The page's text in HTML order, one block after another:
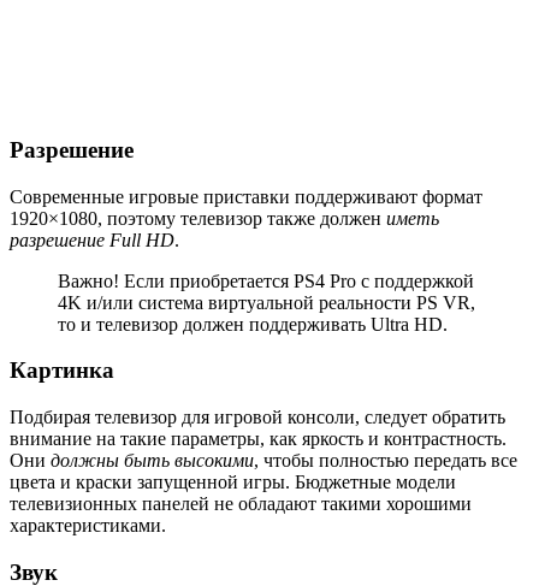
Разрешение
Современные игровые приставки поддерживают формат
1920×1080, поэтому телевизор также должен иметь
разрешение Full HD.
Важно! Если приобретается PS4 Pro с поддержкой
4K и/или система виртуальной реальности PS VR,
то и телевизор должен поддерживать Ultra HD.
Картинка
Подбирая телевизор для игровой консоли, следует обратить
внимание на такие параметры, как яркость и контрастность.
Они должны быть высокими, чтобы полностью передать все
цвета и краски запущенной игры. Бюджетные модели
телевизионных панелей не обладают такими хорошими
характеристиками.
Звук